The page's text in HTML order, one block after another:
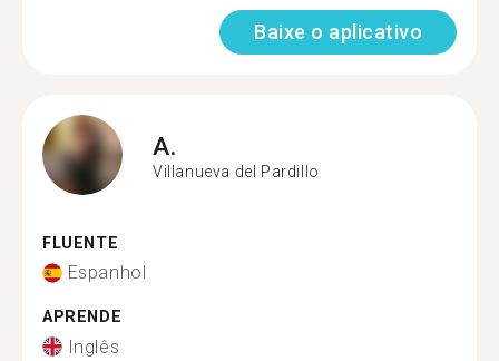
Baixe o aplicativo
A.
Villanueva del Pardillo
FLUENTE
Espanhol
APRENDE
Inglês